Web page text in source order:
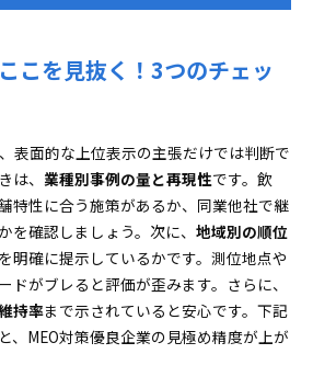
こを見抜く！3つのチェッ
表面的な上位表示の主張だけでは判断で
は、 業種別事例の量と再現性です。飲
特性に合う施策があるか、同業他社で継
を確認しましょう。次に、 地域別の順位
を明確に提示しているかです。測位地点や
ドがブレると評価が歪みます。さらに、
持率まで示されていると安心です。下記
、MEO対策優良企業の見極め精度が上が